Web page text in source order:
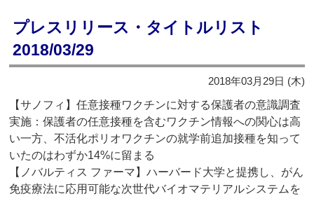
プレスリリース・タイトルリスト
2018/03/29
2018年03月29日 (木)
【サノフィ】任意接種ワクチンに対する保護者の意識調査
実施：保護者の任意接種を含むワクチン情報への関心は高
い一方、不活化ポリオワクチンの就学前追加接種を知って
いたのはわずか14%に留まる
【ノバルティス ファーマ】ハーバード大学と提携し、がん
免疫療法に応用可能な次世代バイオマテリアルシステムを